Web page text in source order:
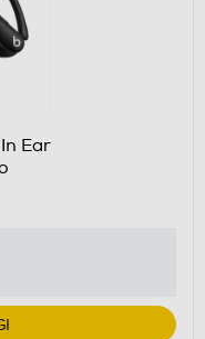
Ear